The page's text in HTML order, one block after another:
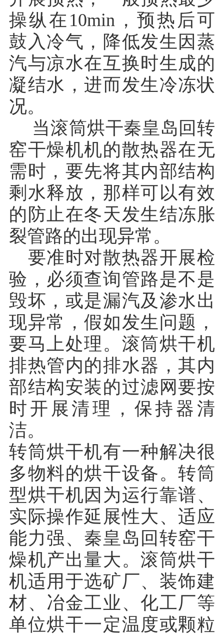
操纵在10min，预热后可
鼓入冷气，降低发生因蒸
汽与凉水在互换时生成的
凝结水，进而发生冷冻状
况。
当滚筒烘干秦皇岛回转
窑干燥机机的散热器在无
需时，要先将其内部结构
剩水释放，那样可以有效
的防止在冬天发生结冻胀
裂管路的出现异常。
要准时对散热器开展检
验，必须查询管路是不是
毁坏，或是漏汽及渗水出
现异常，假如发生问题，
要马上处理。滚筒烘干机
排热管内的排水器，其内
部结构安装的过滤网要按
时开展清理，保持器清
洁。
转筒烘干机有一种解决很
多物料的烘干设备。转筒
型烘干机因为运行靠谱、
实际操作延展性大、适应
能力强、秦皇岛回转窑干
燥机产出量大。滚筒烘干
机适用于选矿厂、装饰建
材、冶金工业、化工厂等
单位烘干一定温度或颗粒